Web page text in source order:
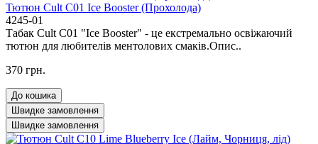
Тютюн Cult C01 Ice Booster (Прохолода)
4245-01
Табак Cult C01 "Ice Booster" - це екстремально освіжаючий
тютюн для любителів ментолових смаків.Опис..
370 грн.
До кошика
Швидке замовлення
Швидке замовлення